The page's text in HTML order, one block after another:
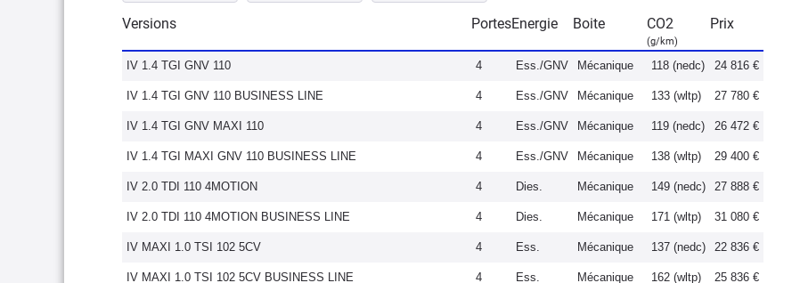
Versions PortesEnergie Boite CO2
(g/km)
Prix
IV 1.4 TGI GNV 110 4 Ess./GNV Mécanique 118 (nedc) 24 816 €
IV 1.4 TGI GNV 110 BUSINESS LINE 4 Ess./GNV Mécanique 133 (wltp) 27 780 €
IV 1.4 TGI GNV MAXI 110 4 Ess./GNV Mécanique 119 (nedc) 26 472 €
IV 1.4 TGI MAXI GNV 110 BUSINESS LINE 4 Ess./GNV Mécanique 138 (wltp) 29 400 €
IV 2.0 TDI 110 4MOTION 4 Dies. Mécanique 149 (nedc) 27 888 €
IV 2.0 TDI 110 4MOTION BUSINESS LINE 4 Dies. Mécanique 171 (wltp) 31 080 €
IV MAXI 1.0 TSI 102 5CV 4 Ess. Mécanique 137 (nedc) 22 836 €
IV MAXI 1.0 TSI 102 5CV BUSINESS LINE 4 Ess. Mécanique 162 (wltp) 25 836 €